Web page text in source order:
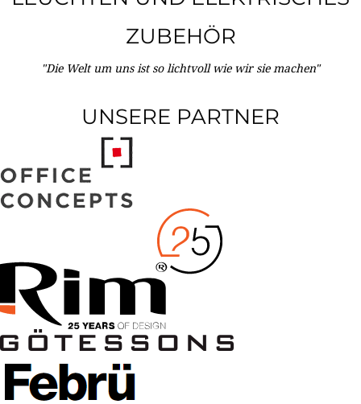
ZUBEHÖR
"Die Welt um uns ist so lichtvoll wie wir sie machen"
UNSERE PARTNER